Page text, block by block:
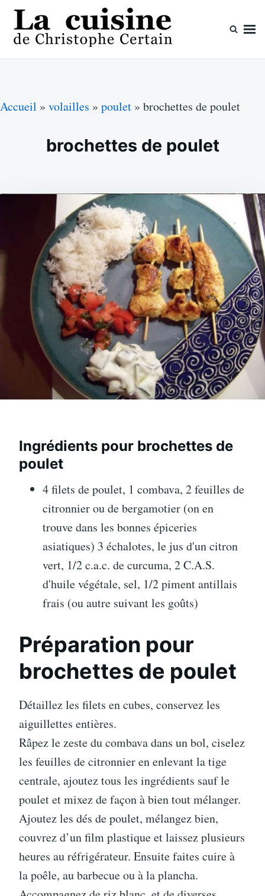
Skip
content
Search
for:
Accueil » volailles » poulet » brochettes de poulet
brochettes de poulet
Ingrédients pour brochettes de
poulet
4 filets de poulet, 1 combava, 2 feuilles de
citronnier ou de bergamotier (on en
trouve dans les bonnes épiceries
asiatiques) 3 échalotes, le jus d'un citron
vert, 1/2 c.a.c. de curcuma, 2 C.A.S.
d'huile végétale, sel, 1/2 piment antillais
frais (ou autre suivant les goûts)
Préparation pour
brochettes de poulet
Détaillez les filets en cubes, conservez les
aiguillettes entières.
Râpez le zeste du combava dans un bol, ciselez
les feuilles de citronnier en enlevant la tige
centrale, ajoutez tous les ingrédients sauf le
poulet et mixez de façon à bien tout mélanger.
Ajoutez les dés de poulet, mélangez bien,
couvrez d’un film plastique et laissez plusieurs
heures au réfrigérateur. Ensuite faites cuire à
la poêle, au barbecue ou à la plancha.